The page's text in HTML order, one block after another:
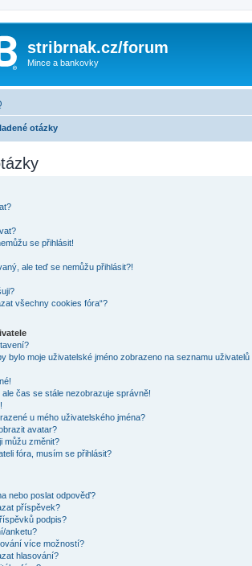
stribrnak.cz/forum
Mince a bankovky
otázky
se přihlásit!
ale teď se nemůžu přihlásit?!
všechny cookies fóra“?
bylo moje uživatelské jméno zobrazeno na seznamu
čas se stále nezobrazuje správně!
u mého uživatelského jména?
avatar?
můžu změnit?
fóra, musím se přihlásit?
nebo poslat odpověď?
příspěvek?
podpis?
anketu?
více možností?
hlasování?